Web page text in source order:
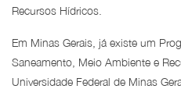
Recursos Hídricos.
Em Minas Gerais, já existe um
Saneamento, Meio Ambiente e
Universidade Federal de Minas